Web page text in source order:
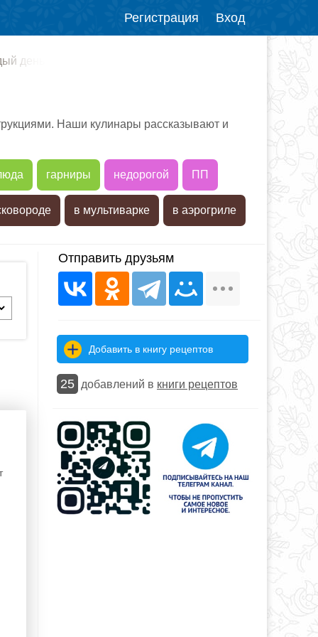
Регистрация Вход
день
Наши кулинары рассказывают и
гарниры недорогой ПП
в мультиварке в аэрогриле
Отправить друзьям
Добавить в книгу рецептов
25 добавлений в книги рецептов